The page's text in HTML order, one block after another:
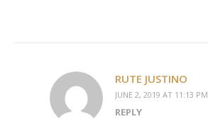
RUTE JUSTINO
JUNE 2, 2019 AT 11:13 PM
REPLY